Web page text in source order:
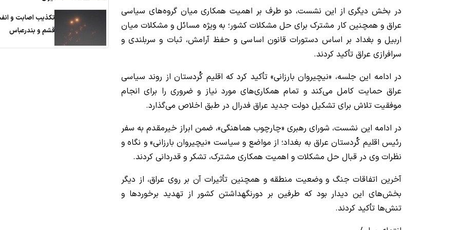
در بخش دیگری از این نشست، دو طرف بر اهمیت همکاری میان گروه‌های سیاسی
عراق و همچنین کار مشترک برای حل مشکلات کشور؛ به ویژه مسائل و مشکلات میان
اربیل و بغداد بر اساس دستورات قانون اساسی و حفظ آرامش، ثبات و سربلندی و
سرافرازی عراق تأکید کردند.
در ادامه این جلسه، «نیچیروان بارزانی» تأکید کرد که اقلیم کُردستان از روند سیاسی
عراق حمایت کامل می‌کند و تمام همکاری‌های مورد نیاز و ضروری را برای انجام
موفقیت تلاش برای تشکیل دولت جدید عراق فدرال در طبق اخلاص می‌گذارد.
در ادامه این نشست، شورای رهبری «چارچوب هماهنگی»، ضمن ابراز خیرمقدم به سفر
رئیس اقلیم کُردستان عراق به بغداد؛ از مواضع و سیاست «نیچیروان بارزانی» و نگاه و
نظرات وی در قبال حل مشکلات و اهمیت همکاری مشترک، تشکر و قدردانی کردند.
آخرین اتفاقات جنگ و وضعیت منطقه و همچنین تأثیرات آن بر روی عراق، از دیگر
بخش‌های این دیدار بود که طرفین بر دورنگهداشتن کشور از تهدید برخوردها و
تنش‌ها تأکید کردند.
تکذیب اصابت و
قشم و بندرعباس